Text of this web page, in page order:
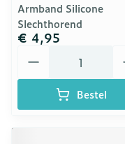
Armband Silicone
Slechthorend
€ 4,95
Bestel